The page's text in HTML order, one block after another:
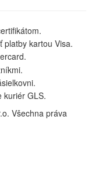
Všechna práva